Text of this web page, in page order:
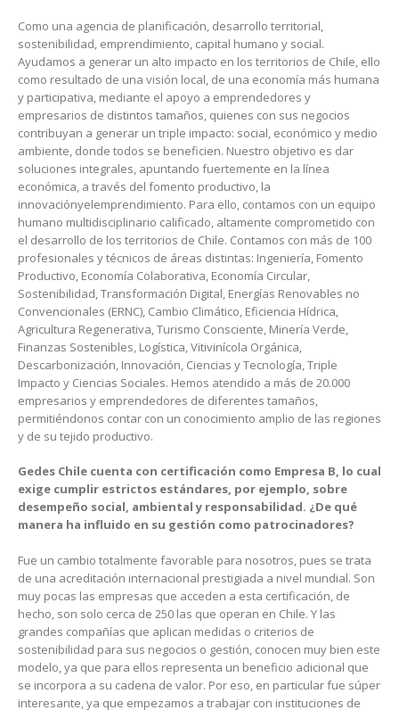
Como una agencia de planificación, desarrollo territorial,
sostenibilidad, emprendimiento, capital humano y social.
Ayudamos a generar un alto impacto en los territorios de Chile, ello
como resultado de una visión local, de una economía más humana
y participativa, mediante el apoyo a emprendedores y
empresarios de distintos tamaños, quienes con sus negocios
contribuyan a generar un triple impacto: social, económico y medio
ambiente, donde todos se beneficien. Nuestro objetivo es dar
soluciones integrales, apuntando fuertemente en la línea
económica, a través del fomento productivo, la
innovaciónyelemprendimiento. Para ello, contamos con un equipo
humano multidisciplinario calificado, altamente comprometido con
el desarrollo de los territorios de Chile. Contamos con más de 100
profesionales y técnicos de áreas distintas: Ingeniería, Fomento
Productivo, Economía Colaborativa, Economía Circular,
Sostenibilidad, Transformación Digital, Energías Renovables no
Convencionales (ERNC), Cambio Climático, Eficiencia Hídrica,
Agricultura Regenerativa, Turismo Consciente, Minería Verde,
Finanzas Sostenibles, Logística, Vitivinícola Orgánica,
Descarbonización, Innovación, Ciencias y Tecnología, Triple
Impacto y Ciencias Sociales. Hemos atendido a más de 20.000
empresarios y emprendedores de diferentes tamaños,
permitiéndonos contar con un conocimiento amplio de las regiones
y de su tejido productivo.
Gedes Chile cuenta con certificación como Empresa B, lo cual
exige cumplir estrictos estándares, por ejemplo, sobre
desempeño social, ambiental y responsabilidad. ¿De qué
manera ha influido en su gestión como patrocinadores?
Fue un cambio totalmente favorable para nosotros, pues se trata
de una acreditación internacional prestigiada a nivel mundial. Son
muy pocas las empresas que acceden a esta certificación, de
hecho, son solo cerca de 250 las que operan en Chile. Y las
grandes compañías que aplican medidas o criterios de
sostenibilidad para sus negocios o gestión, conocen muy bien este
modelo, ya que para ellos representa un beneficio adicional que
se incorpora a su cadena de valor. Por eso, en particular fue súper
interesante, ya que empezamos a trabajar con instituciones de